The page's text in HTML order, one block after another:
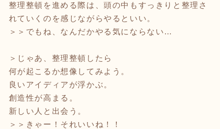
整理整頓を進める際は、頭の中もすっきりと整理さ
れていくのを感じながらやるといい。
＞＞でもね、なんだかやる気にならない…
＞じゃあ、整理整頓したら
何が起こるか想像してみよう。
良いアイディアが浮かぶ。
創造性が高まる。
新しい人と出会う。
＞＞きゃー！それいいね！！